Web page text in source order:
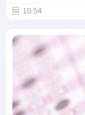
10:54